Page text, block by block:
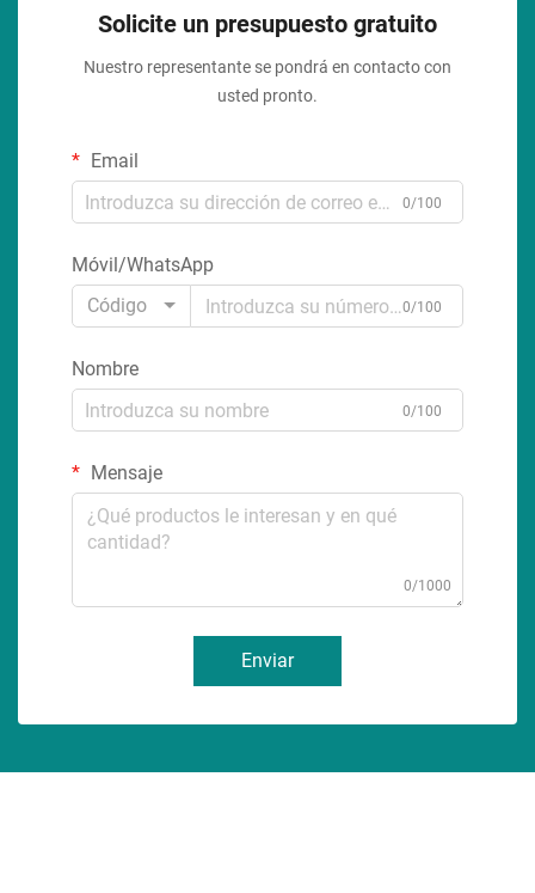
Solicite un presupuesto gratuito
Nuestro representante se pondrá en contacto con
usted pronto.
Email
0/100
Móvil/WhatsApp
Código
0/100
Nombre
0/100
Mensaje
0/1000
Enviar